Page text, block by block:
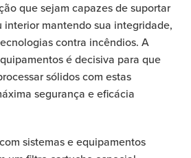
que sejam capazes de suportar
interior mantendo sua integridade,
contra incêndios. A
é decisiva para que
sólidos com estas
segurança e eficácia
sistemas e equipamentos